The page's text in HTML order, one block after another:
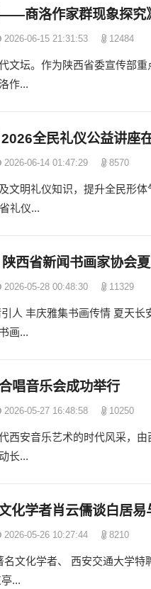
——商洛作家群现象探
2026-06-15 21:31:53 12484
文坛。作为陕西省委宣传部
作...
全民礼仪公益讲座
2026-06-14 01:47:29 8570
文明礼仪知识，提升全民形
礼仪...
西省新闻书画家协会
2026-05-28 00:48:30 11329
人 丰庆雅集书画传情 夏天
画...
唱音乐会成功举行
2026-05-27 16:48:58 10250
西安音乐艺术的时代风采，
长...
化学者肖云儒谈白居易
2026-05-26 10:27:44 8210
文化学者、 西安交通大学
...